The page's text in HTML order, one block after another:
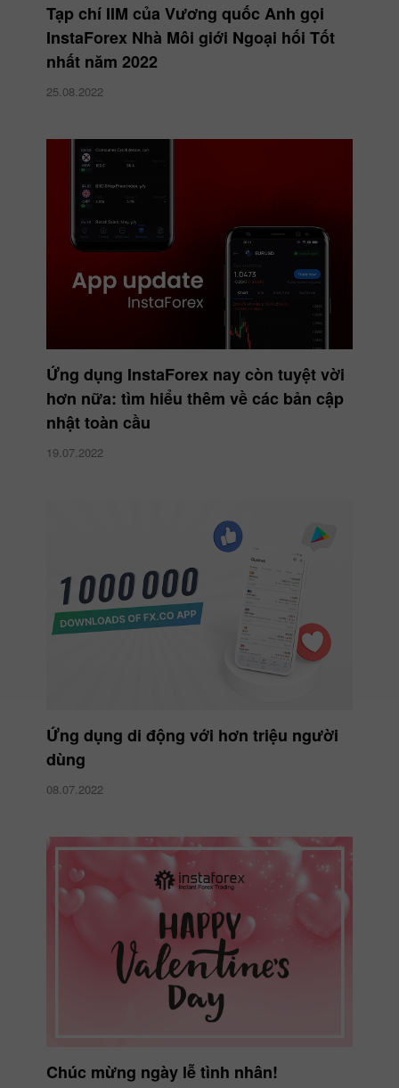
Tạp chí IIM của Vương quốc Anh gọi
InstaForex Nhà Môi giới Ngoại hối Tốt
nhất năm 2022
25.08.2022
Ứng dụng InstaForex nay còn tuyệt vời
hơn nữa: tìm hiểu thêm về các bản cập
nhật toàn cầu
19.07.2022
Ứng dụng di động với hơn triệu người
dùng
08.07.2022
Chúc mừng ngày lễ tình nhân!